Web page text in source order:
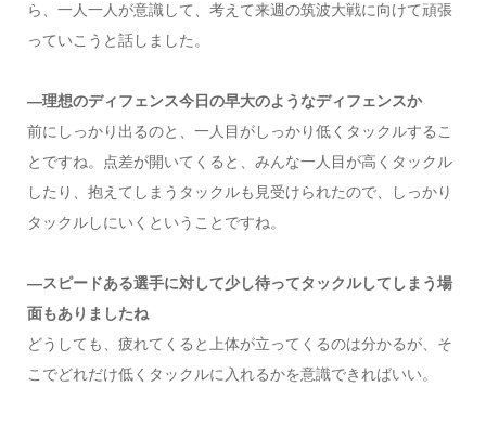
ら、一人一人が意識して、考えて来週の筑波大戦に向けて頑張
っていこうと話しました。
―理想のディフェンス今日の早大のようなディフェンスか
前にしっかり出るのと、一人目がしっかり低くタックルするこ
とですね。点差が開いてくると、みんな一人目が高くタックル
したり、抱えてしまうタックルも見受けられたので、しっかり
タックルしにいくということですね。
―スピードある選手に対して少し待ってタックルしてしまう場
面もありましたね
どうしても、疲れてくると上体が立ってくるのは分かるが、そ
こでどれだけ低くタックルに入れるかを意識できればいい。